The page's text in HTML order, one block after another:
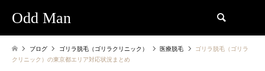
Odd Man
ブログ ゴリラ脱毛（ゴリラクリニック） 医療脱毛
ゴリラ脱毛（ゴリラ
クリニック）の東京都エリア対応状況まとめ